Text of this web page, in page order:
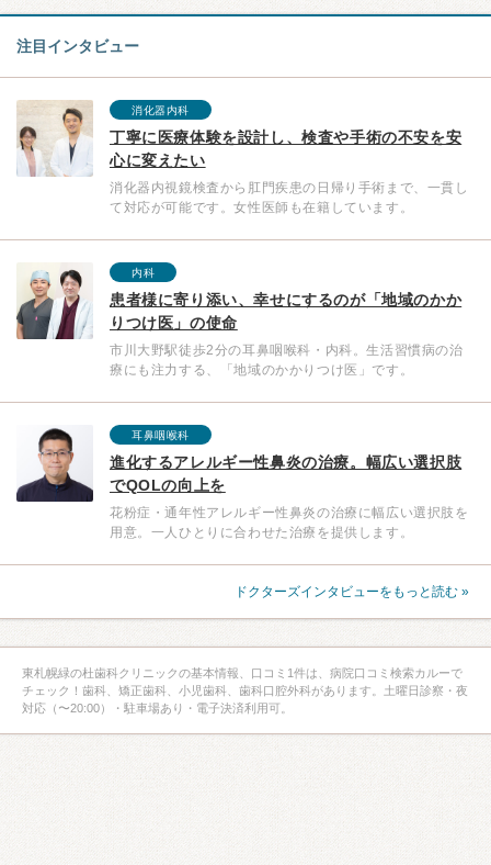
注目インタビュー
消化器内科
丁寧に医療体験を設計し、検査や手術の不安を安
心に変えたい
消化器内視鏡検査から肛門疾患の日帰り手術まで、一貫し
て対応が可能です。女性医師も在籍しています。
内科
患者様に寄り添い、幸せにするのが「地域のかか
りつけ医」の使命
市川大野駅徒歩2分の耳鼻咽喉科・内科。生活習慣病の治
療にも注力する、「地域のかかりつけ医」です。
耳鼻咽喉科
進化するアレルギー性鼻炎の治療。幅広い選択肢
でQOLの向上を
花粉症・通年性アレルギー性鼻炎の治療に幅広い選択肢を
用意。一人ひとりに合わせた治療を提供します。
ドクターズインタビューをもっと読む »
東札幌緑の杜歯科クリニックの基本情報、口コミ1件は、病院口コミ検索カルーで
チェック！歯科、矯正歯科、小児歯科、歯科口腔外科があります。土曜日診察・夜
対応（〜20:00）・駐車場あり・電子決済利用可。